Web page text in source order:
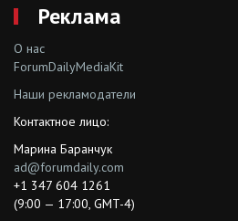
Реклама
О нас
ForumDailyMediaKit
Наши рекламодатели
Контактное лицо:
Марина Баранчук
ad@forumdaily.com
+1 347 604 1261
(9:00 — 17:00, GMT-4)